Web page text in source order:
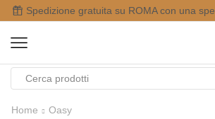
Home Oasy